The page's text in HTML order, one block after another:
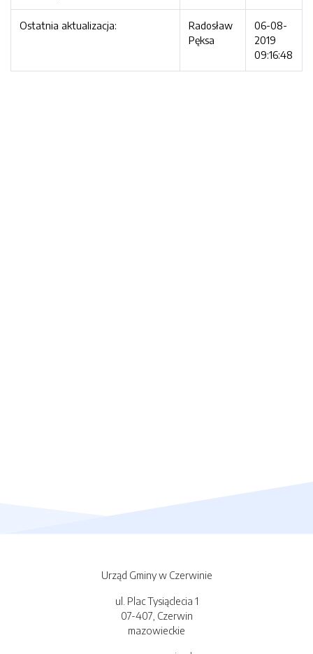
Ostatnia aktualizacja:
Radosław
Pęksa
06-08-
2019
09:16:48
Urząd Gminy w Czerwinie
ul. Plac Tysiąclecia 1
07-407, Czerwin
mazowieckie